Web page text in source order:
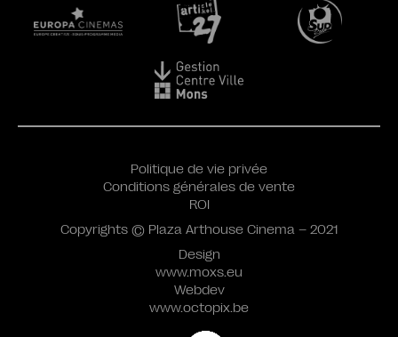
Design
www.moxs.eu
Webdev
www.octopix.be
Politique de vie privée
Conditions générales de vente
ROI
Copyrights © Plaza Arthouse Cinema – 2021